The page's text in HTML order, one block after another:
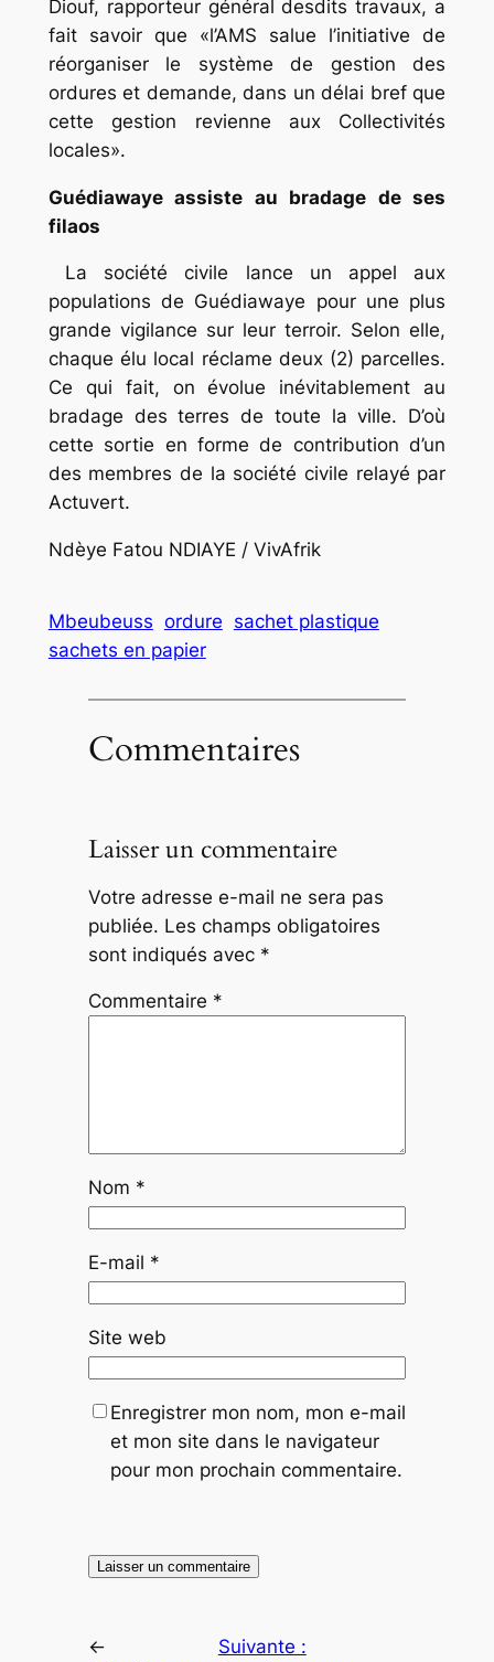
Diouf, rapporteur général desdits travaux, a
fait savoir que «l’AMS salue l’initiative de
réorganiser le système de gestion des
ordures et demande, dans un délai bref que
cette gestion revienne aux Collectivités
locales».
Guédiawaye assiste au bradage de ses
filaos
La société civile lance un appel aux
populations de Guédiawaye pour une plus
grande vigilance sur leur terroir. Selon elle,
chaque élu local réclame deux (2) parcelles.
Ce qui fait, on évolue inévitablement au
bradage des terres de toute la ville. D’où
cette sortie en forme de contribution d’un
des membres de la société civile relayé par
Actuvert.
Ndèye Fatou NDIAYE / VivAfrik
Mbeubeuss ordure sachet plastique
sachets en papier
Commentaires
Laisser un commentaire
Votre adresse e-mail ne sera pas
publiée. Les champs obligatoires
sont indiqués avec *
Commentaire *
Nom *
E-mail *
Site web
Enregistrer mon nom, mon e-mail
et mon site dans le navigateur
pour mon prochain commentaire.
←
Suivante :